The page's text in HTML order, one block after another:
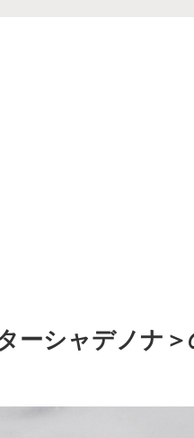
ーシャデノナ